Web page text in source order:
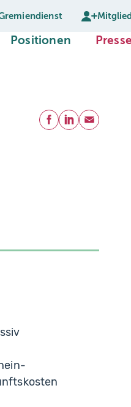
Positionen(current)
Presse
Teilen
Facebook
LinkedIn
E-Mail